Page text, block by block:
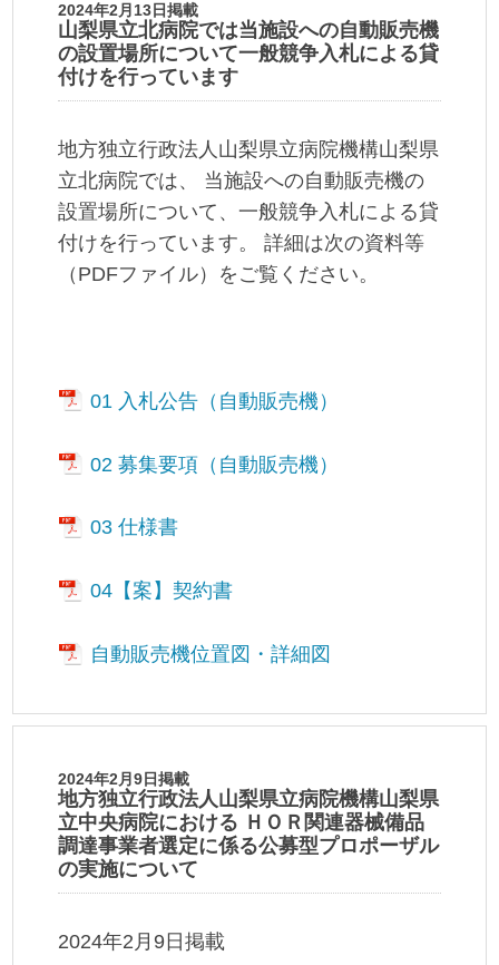
2024年2月13日掲載
山梨県立北病院では当施設への自動販売機
の設置場所について一般競争入札による貸
付けを行っています
地方独立行政法人山梨県立病院機構山梨県
立北病院では、 当施設への自動販売機の
設置場所について、一般競争入札による貸
付けを行っています。 詳細は次の資料等
（PDFファイル）をご覧ください。
01 入札公告（自動販売機）
02 募集要項（自動販売機）
03 仕様書
04【案】契約書
自動販売機位置図・詳細図
2024年2月9日掲載
地方独立行政法人山梨県立病院機構山梨県
立中央病院における ＨＯＲ関連器械備品
調達事業者選定に係る公募型プロポーザル
の実施について
2024年2月9日掲載